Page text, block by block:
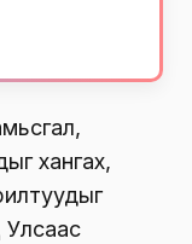
хангах,